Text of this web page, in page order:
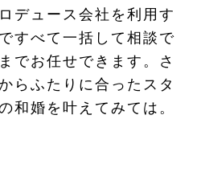
プリスト
デュース会社を利用す
すべて一括して相談で
でお任せできます。さ
らふたりに合ったスタ
和婚を叶えてみては。